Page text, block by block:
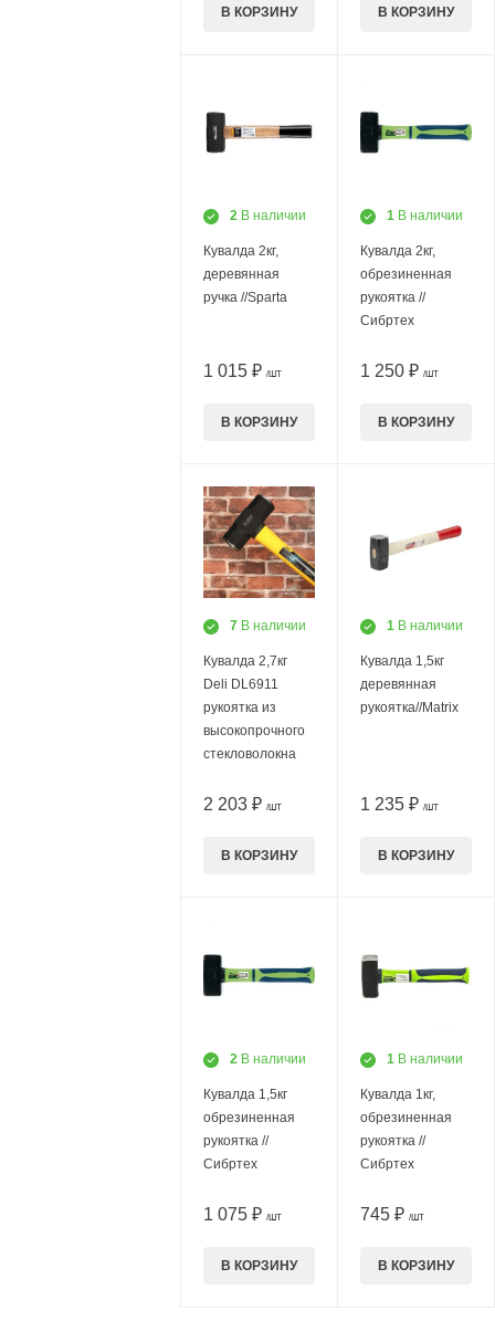
В КОРЗИНУ В КОРЗИНУ
2 В наличии
Кувалда 2кг,
деревянная
ручка //Sparta
1 015 ₽ /ШТ
В КОРЗИНУ
1 В наличии
Кувалда 2кг,
обрезиненная
рукоятка //
Сибртех
1 250 ₽ /ШТ
В КОРЗИНУ
7 В наличии
Кувалда 2,7кг
Deli DL6911
рукоятка из
высокопрочного
стекловолокна
2 203 ₽ /ШТ
В КОРЗИНУ
1 В наличии
Кувалда 1,5кг
деревянная
рукоятка//Matrix
1 235 ₽ /ШТ
В КОРЗИНУ
2 В наличии
Кувалда 1,5кг
обрезиненная
рукоятка //
Сибртех
1 075 ₽ /ШТ
В КОРЗИНУ
1 В наличии
Кувалда 1кг,
обрезиненная
рукоятка //
Сибртех
745 ₽ /ШТ
В КОРЗИНУ